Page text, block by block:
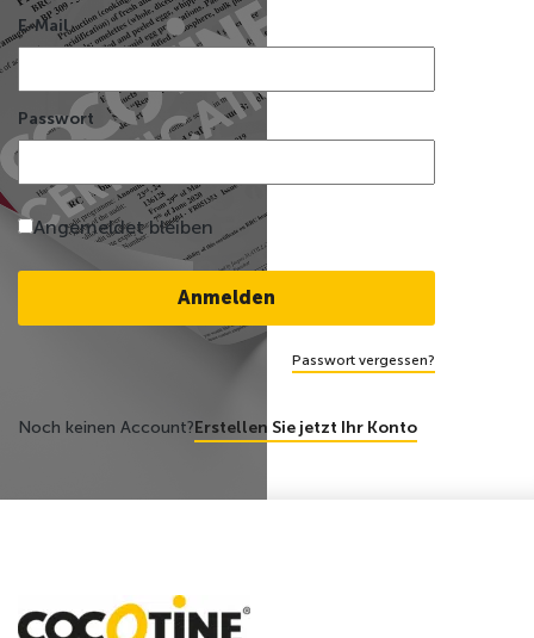
E-Mail
Passwort
Angemeldet bleiben
Passwort vergessen?
Noch keinen Account?Erstellen Sie jetzt Ihr Konto